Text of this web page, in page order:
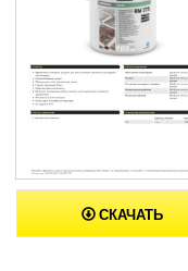
СКАЧАТЬ